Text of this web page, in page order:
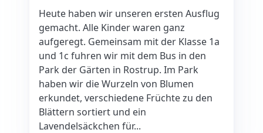
Heute haben wir unseren ersten Ausflug
gemacht. Alle Kinder waren ganz
aufgeregt. Gemeinsam mit der Klasse 1a
und 1c fuhren wir mit dem Bus in den
Park der Gärten in Rostrup. Im Park
haben wir die Wurzeln von Blumen
erkundet, verschiedene Früchte zu den
Blättern sortiert und ein
Lavendelsäckchen für...